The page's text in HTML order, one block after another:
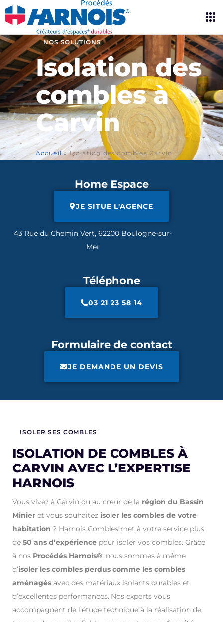
NOS SOLUTIONS
Isolation des
combles à
Carvin
Accueil»Isolation des combles Carvin
Home Espace
JE SITUE L'AGENCE
43 Rue du Chemin Vert, 62200 Boulogne-sur-
Mer
Téléphone
03 21 23 58 14
Formulaire de contact
JE DEMANDE UN DEVIS
ISOLER SES COMBLES
ISOLATION DE COMBLES À
CARVIN AVEC L’EXPERTISE
HARNOIS
Vous vivez à Carvin ou au cœur de la région du Bassin
Minier et vous souhaitez isoler les combles de votre
habitation ? Harnois Combles met à votre service plus
de 50 ans d’expérience pour isoler vos combles. Grâce
à nos Procédés Harnois®, nous sommes à même
d’isoler les combles perdus comme les combles
aménagés avec des matériaux isolants durables et
d’excellentes performances. Nos experts vous
accompagnent de l’étude technique à la réalisation de